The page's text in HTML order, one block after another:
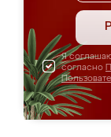
Я
согласно